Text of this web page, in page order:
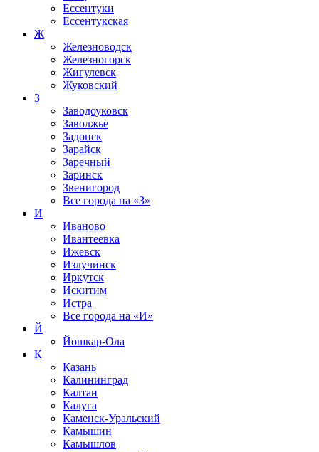
Ессентуки
Ессентукская
Ж
Железноводск
Железногорск
Жигулевск
Жуковский
З
Заводоуковск
Заволжье
Задонск
Зарайск
Заречный
Заринск
Звенигород
Все города на «З»
И
Иваново
Ивантеевка
Ижевск
Излучинск
Иркутск
Искитим
Истра
Все города на «И»
Й
Йошкар-Ола
К
Казань
Калининград
Калтан
Калуга
Каменск-Уральский
Камышин
Камышлов